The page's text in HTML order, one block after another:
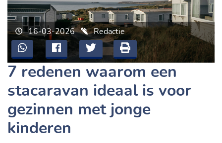
16-03-2026 Redactie
7 redenen waarom een
stacaravan ideaal is voor
gezinnen met jonge
kinderen